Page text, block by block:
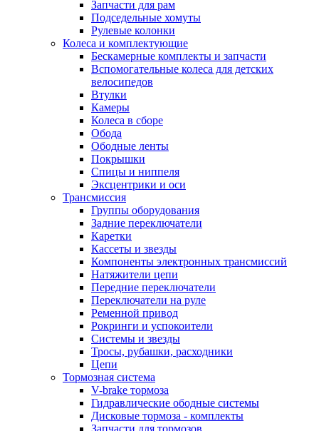
Запчасти для рам
Подседельные хомуты
Рулевые колонки
Колеса и комплектующие
Бескамерные комплекты и запчасти
Вспомогательные колеса для детских
велосипедов
Втулки
Камеры
Колеса в сборе
Обода
Ободные ленты
Покрышки
Спицы и ниппеля
Эксцентрики и оси
Трансмиссия
Группы оборудования
Задние переключатели
Каретки
Кассеты и звезды
Компоненты электронных трансмиссий
Натяжители цепи
Передние переключатели
Переключатели на руле
Ременной привод
Рокринги и успокоители
Системы и звезды
Тросы, рубашки, расходники
Цепи
Тормозная система
V-brake тормоза
Гидравлические ободные системы
Дисковые тормоза - комплекты
Запчасти для тормозов